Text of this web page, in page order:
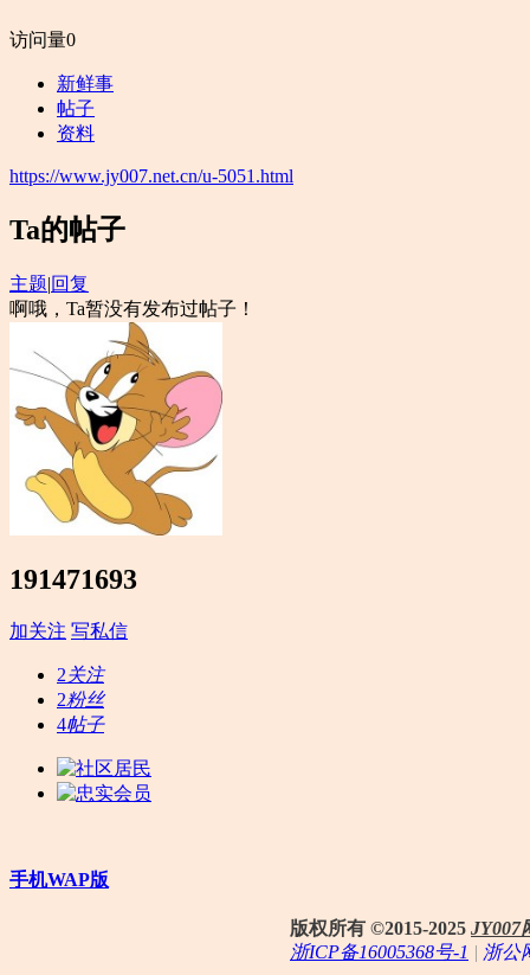
访问量0
新鲜事
帖子
资料
https://www.jy007.net.cn/u-5051.html
Ta的帖子
主题|回复
啊哦，Ta暂没有发布过帖子！
191471693
加关注 写私信
2关注
2粉丝
4帖子
手机WAP版
版权所有 ©2015-2025 JY007
浙ICP备16005368号-1 | 浙公